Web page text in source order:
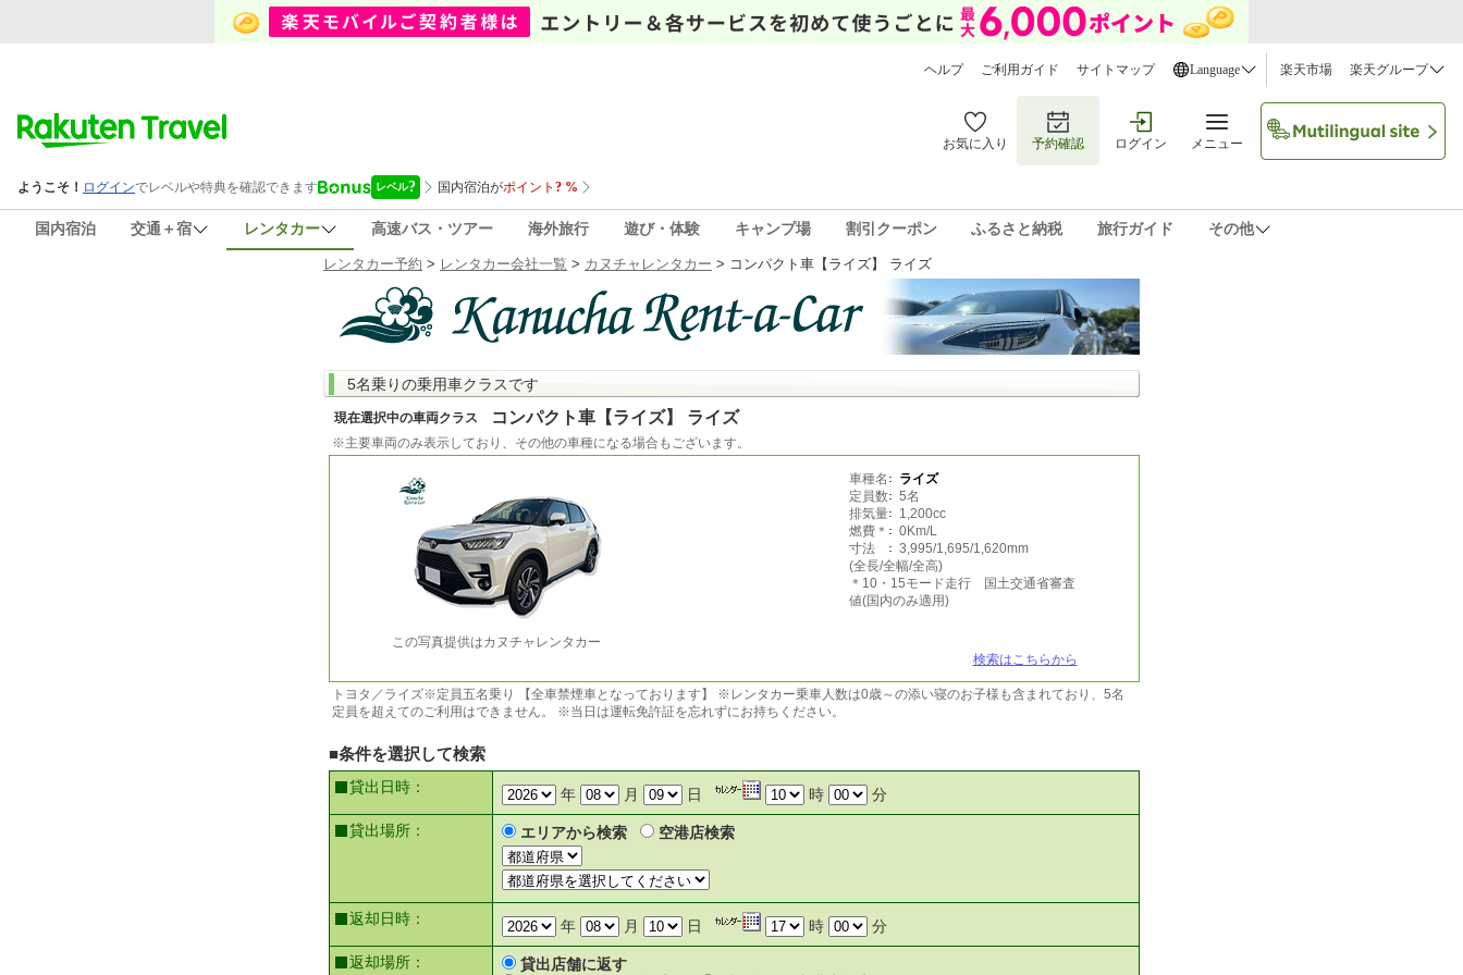
ヘルプ ご利用ガイド サイトマップ Language 楽天市場 楽天グループ
お気に入り 予約確認 ログイン メニュー
国内宿泊 交通＋宿 レンタカー 高速バス・ツアー 海外旅行 遊び・体験 キャンプ場 割引クーポン ふるさと納税 旅行ガイド その他
レンタカー予約 > レンタカー会社一覧 > カヌチャレンタカー > コンパクト車【ライズ】 ライズ
5名乗りの乗用車クラスです
現在選択中の車両クラス コンパクト車【ライズ】 ライズ
※主要車両のみ表示しており、その他の車種になる場合もございます。
車種名
ライズ
定員数
5名
排気量
1,200cc
燃費＊
0Km/L
寸法
3,995/1,695/1,620mm
(全長/全幅/全高)
＊10・15モード走行 国土交通省審査
値(国内のみ適用)
この写真提供はカヌチャレンタカー
検索はこちらから
トヨタ／ライズ※定員五名乗り 【全車禁煙車となっております】 ※レンタカー乗車人数は0歳～の添い寝のお子様も含まれており、5名
定員を超えてのご利用はできません。 ※当日は運転免許証を忘れずにお持ちください。
■条件を選択して検索
貸出日時： 年 月 日 時 分
貸出場所： エリアから検索 空港店検索
返却日時： 年 月 日 時 分
返却場所： 貸出店舗に返す